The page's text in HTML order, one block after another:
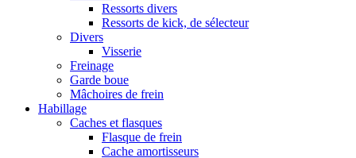
Ressorts divers
Ressorts de kick, de sélecteur
Divers
Visserie
Freinage
Garde boue
Mâchoires de frein
Habillage
Caches et flasques
Flasque de frein
Cache amortisseurs